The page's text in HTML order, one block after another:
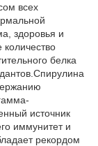
всех
здоровья и
белка
источник
иммунитет и
рекордом